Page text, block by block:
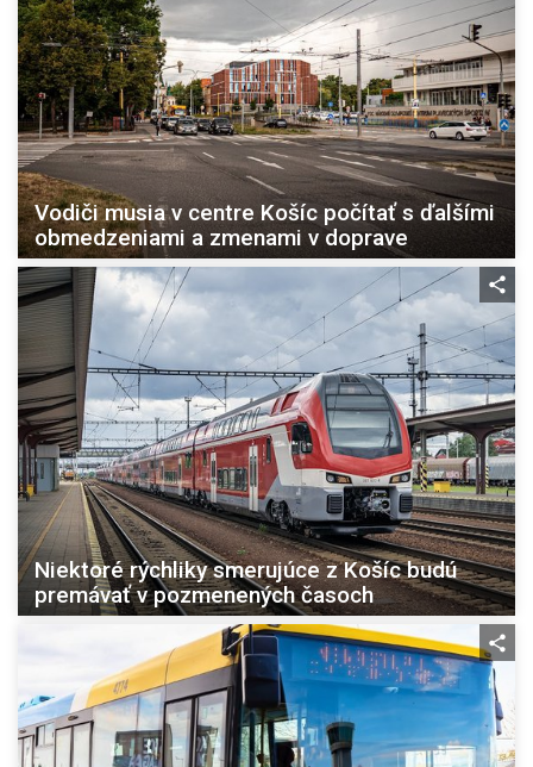
Vodiči musia v centre Košíc počítať s ďalšími
obmedzeniami a zmenami v doprave
Niektoré rýchliky smerujúce z Košíc budú
premávať v pozmenených časoch